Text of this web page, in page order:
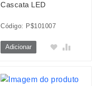
Cascata LED
Código: P$101007
Adicionar